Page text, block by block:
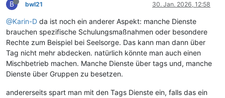
B bwl21 30. Jan. 2026, 12:58
@Karin-D da ist noch ein anderer Aspekt: manche Dienste
brauchen spezifische Schulungsmaßnahmen oder besondere
Rechte zum Beispiel bei Seelsorge. Das kann man dann über
Tag nicht mehr abdecken. natürlich könnte man auch einen
Mischbetrieb machen. Manche Dienste über tags und, manche
Dienste über Gruppen zu besetzen.
andererseits spart man mit den Tags Dienste ein, falls das ein